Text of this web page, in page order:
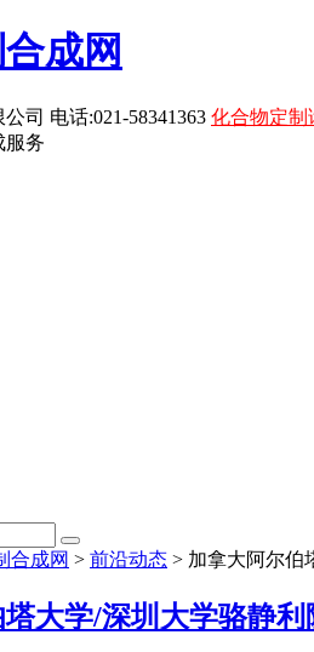
司 电话:021-58341363 化合物定制
服务
合成网 > 前沿动态 > 加拿大阿尔伯
大学/深圳大学骆静